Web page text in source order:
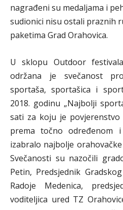
nagrađeni su medaljama i
sudionici nisu ostali praznih
paketima Grad Orahovica.
U sklopu Outdoor
održana je svečanost
sportaša, sportašica i
2018. godinu „Najbolji
sati za koju je
prema točno određenom
izabralo najbolje
Svečanosti su nazočili
Petin, Predsjednik
Radoje Medenica,
voditeljica ured TZ